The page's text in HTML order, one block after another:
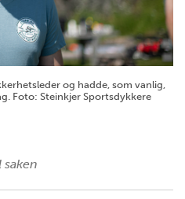
og hadde, som vanlig,
Foto: Steinkjer Sportsdykkere
saken